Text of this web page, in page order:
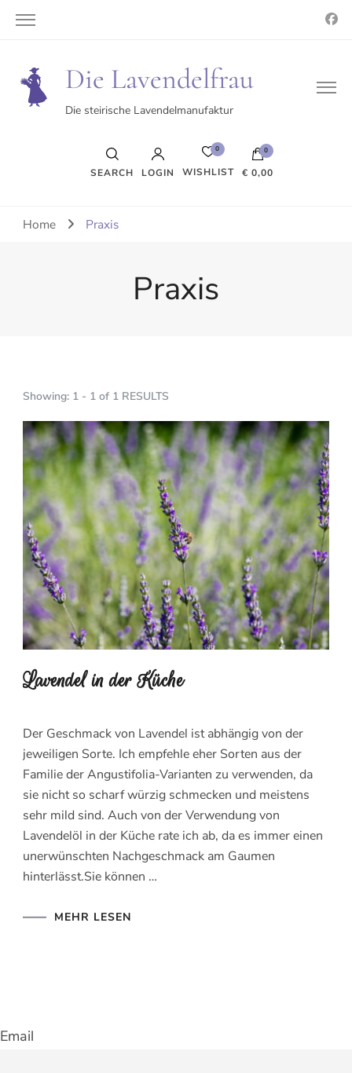
Die Lavendelfrau
Die steirische Lavendelmanufaktur
SEARCH LOGIN
0
WISHLIST
0
€ 0,00
Es befinden sich keine Produkte im Warenkorb.
Home Praxis
Praxis
Showing: 1 - 1 of 1 RESULTS
Lavendel in der Küche
Der Geschmack von Lavendel ist abhängig von der
jeweiligen Sorte. Ich empfehle eher Sorten aus der
Familie der Angustifolia-Varianten zu verwenden, da
sie nicht so scharf würzig schmecken und meistens
sehr mild sind. Auch von der Verwendung von
Lavendelöl in der Küche rate ich ab, da es immer einen
unerwünschten Nachgeschmack am Gaumen
hinterlässt.Sie können …
MEHR LESEN
Email